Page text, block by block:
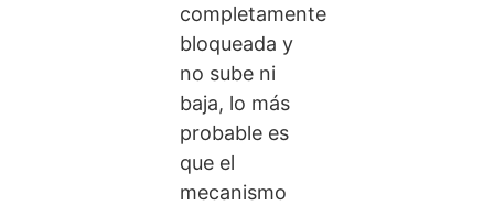
completamente
bloqueada y
no sube ni
baja, lo más
probable es
que el
mecanismo